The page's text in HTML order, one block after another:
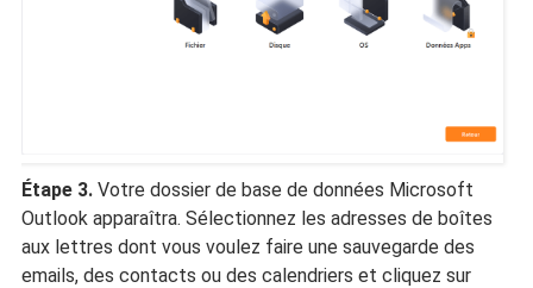
Étape 3. Votre dossier de base de données Microsoft
Outlook apparaîtra. Sélectionnez les adresses de boîtes
aux lettres dont vous voulez faire une sauvegarde des
emails, des contacts ou des calendriers et cliquez sur